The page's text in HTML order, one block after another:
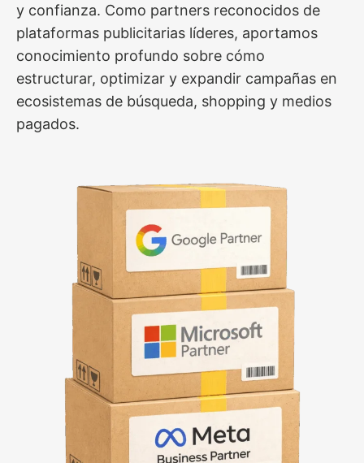
y confianza. Como partners reconocidos de
plataformas publicitarias líderes, aportamos
conocimiento profundo sobre cómo
estructurar, optimizar y expandir campañas en
ecosistemas de búsqueda, shopping y medios
pagados.